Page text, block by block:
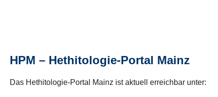
HPM – Hethitologie-Portal Mainz
Das Hethitologie-Portal Mainz ist aktuell erreichbar unter: